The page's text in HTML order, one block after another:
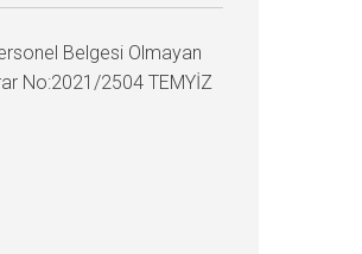
Belgesi Olmayan
No:2021/2504 TEMYİZ